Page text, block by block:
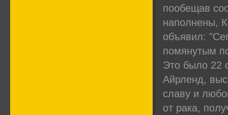
пообещав
наполнены,
объявил:
помянутым
Это было 22
Айрленд,
славу и
от рака,